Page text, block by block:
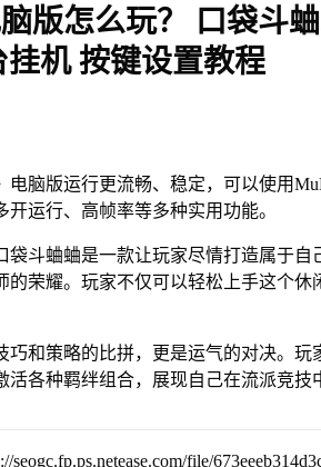
版怎么玩？ 口袋斗
机 按键设置教程
电脑版运行更流畅、稳定，可以使用
运行、高帧率等多种实用功能。
袋斗蛐蛐是一款让玩家尽情打造属于
的荣耀。玩家不仅可以轻松上手这个
巧和策略的比拼，更是运气的对决。玩
各种羁绊组合，展现自己在流派竞技